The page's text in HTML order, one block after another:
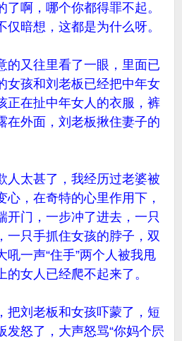
啊，哪个你都得罪不起。
暗想，这都是为什么呀。
又往里看了一眼，里面已
女孩和刘老板已经把中年女
正在扯中年女人的衣服，裤
在外面，刘老板揪住妻子的
太甚了，我经历过老婆被
心，在奇特的心里作用下，
开门，一步冲了进去，一只
一只手抓住女孩的脖子，双
一声“住手”两个人被我甩
女人已经爬不起来了。
刘老板和女孩吓蒙了，短
发怒了，大声怒骂“你妈个屄